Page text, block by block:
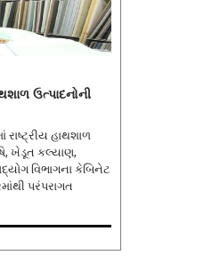
ઉત્પાદનોની
હાથશાળ
ખેડૂત કલ્યાણ,
વિભાગના કેબિનેટ
પરંપરાગત